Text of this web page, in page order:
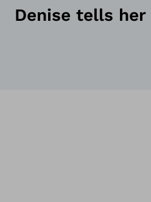
Denise tells